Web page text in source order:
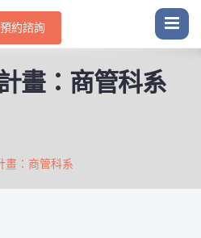
預約諮詢
畫：商管科系
畫：商管科系